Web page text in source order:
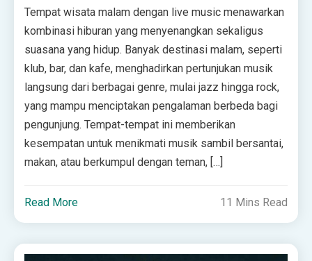
Tempat wisata malam dengan live music menawarkan
kombinasi hiburan yang menyenangkan sekaligus
suasana yang hidup. Banyak destinasi malam, seperti
klub, bar, dan kafe, menghadirkan pertunjukan musik
langsung dari berbagai genre, mulai jazz hingga rock,
yang mampu menciptakan pengalaman berbeda bagi
pengunjung. Tempat-tempat ini memberikan
kesempatan untuk menikmati musik sambil bersantai,
makan, atau berkumpul dengan teman, […]
Read More 11 Mins Read